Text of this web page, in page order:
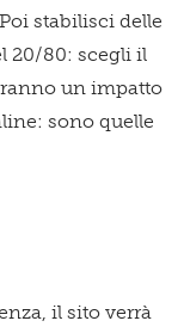
stabilisci delle
20/80: scegli il
un impatto
sono quelle
il sito verrà